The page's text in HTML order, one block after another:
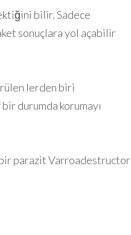
bilir. Sadece
sonuçlara yol açabilir
lerden biri
durumda korumayı
bir parazit Varroadestructor